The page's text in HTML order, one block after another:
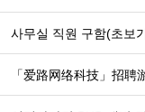
사무실 직원 구함(초보
「爱路网络科技」招聘